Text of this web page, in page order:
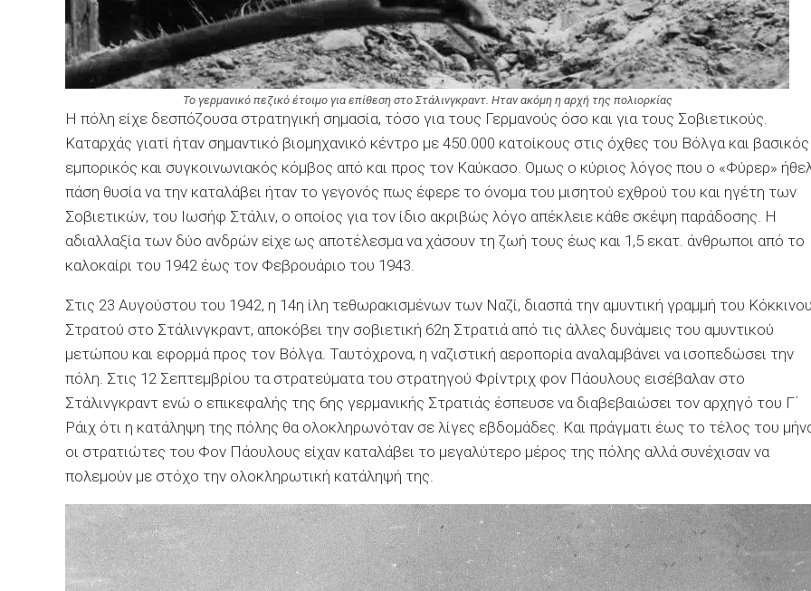
Το γερμανικό πεζικό έτοιμο για επίθεση στο Στάλινγκραντ. Ηταν ακόμη η αρχή της πολιορκίας
Η πόλη είχε δεσπόζουσα στρατηγική σημασία, τόσο για τους Γερμανούς όσο και για τους Σοβιετικούς.
Καταρχάς γιατί ήταν σημαντικό βιομηχανικό κέντρο με 450.000 κατοίκους στις όχθες του Βόλγα και βασικός
εμπορικός και συγκοινωνιακός κόμβος από και προς τον Καύκασο. Ομως ο κύριος λόγος που ο «Φύρερ»
πάση θυσία να την καταλάβει ήταν το γεγονός πως έφερε το όνομα του μισητού εχθρού του και ηγέτη των
Σοβιετικών, του Ιωσήφ Στάλιν, ο οποίος για τον ίδιο ακριβώς λόγο απέκλειε κάθε σκέψη παράδοσης. Η
αδιαλλαξία των δύο ανδρών είχε ως αποτέλεσμα να χάσουν τη ζωή τους έως και 1,5 εκατ. άνθρωποι από το
καλοκαίρι του 1942 έως τον Φεβρουάριο του 1943.
Στις 23 Αυγούστου του 1942, η 14η ίλη τεθωρακισμένων των Ναζί, διασπά την αμυντική γραμμή του
Στρατού στο Στάλινγκραντ, αποκόβει την σοβιετική 62η Στρατιά από τις άλλες δυνάμεις του αμυντικού
μετώπου και εφορμά προς τον Βόλγα. Ταυτόχρονα, η ναζιστική αεροπορία αναλαμβάνει να ισοπεδώσει την
πόλη. Στις 12 Σεπτεμβρίου τα στρατεύματα του στρατηγού Φρίντριχ φον Πάουλους εισέβαλαν στο
Στάλινγκραντ ενώ ο επικεφαλής της 6ης γερμανικής Στρατιάς έσπευσε να διαβεβαιώσει τον αρχηγό του Γ΄
Ράιχ ότι η κατάληψη της πόλης θα ολοκληρωνόταν σε λίγες εβδομάδες. Και πράγματι έως το τέλος του
οι στρατιώτες του Φον Πάουλους είχαν καταλάβει το μεγαλύτερο μέρος της πόλης αλλά συνέχισαν να
πολεμούν με στόχο την ολοκληρωτική κατάληψή της.